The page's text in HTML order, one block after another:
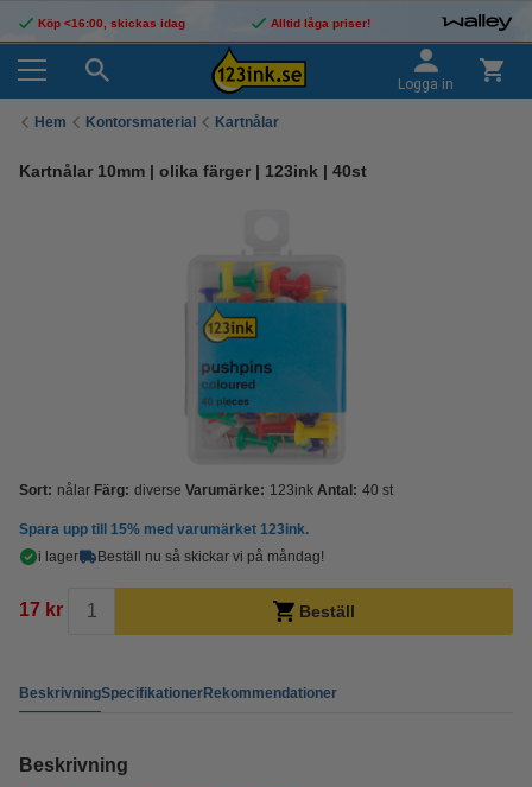
Köp <16:00, skickas idag Alltid låga priser!
Logga in
Hem Kontorsmaterial Kartnålar
Kartnålar 10mm | olika färger | 123ink | 40st
Sort: nålar Färg: diverse Varumärke: 123ink Antal: 40 st
Spara upp till 15% med varumärket 123ink.
i lager
Beställ nu så skickar vi på måndag!
17 kr Beställ
BeskrivningSpecifikationerRekommendationer
Beskrivning